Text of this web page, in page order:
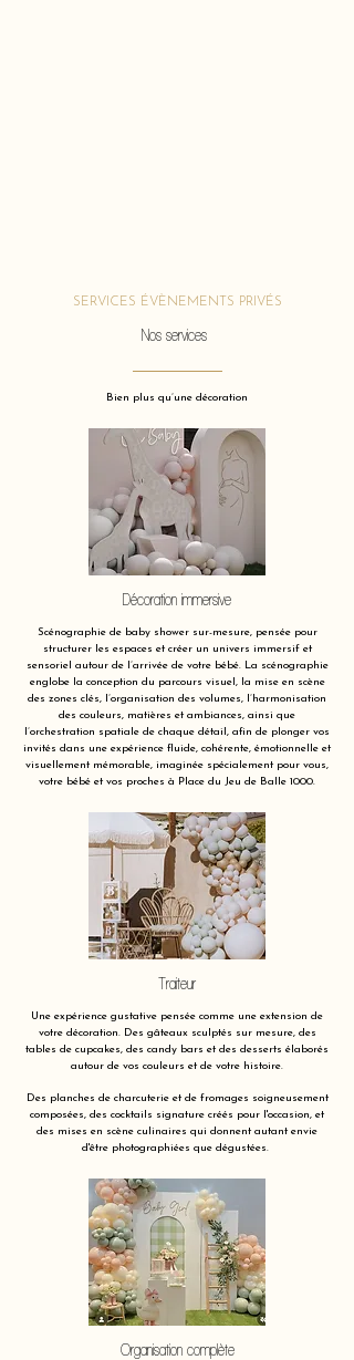
SERVICES ÉVÈNEMENTS PRIVÉS
Nos services
Bien plus qu’une décoration
Décoration immersive
Scénographie de baby shower sur-mesure, pensée pour
structurer les espaces et créer un univers immersif et
sensoriel autour de l’arrivée de votre bébé. La scénographie
englobe la conception du parcours visuel, la mise en scène
des zones clés, l’organisation des volumes, l’harmonisation
des couleurs, matières et ambiances, ainsi que
l’orchestration spatiale de chaque détail, afin de plonger vos
invités dans une expérience fluide, cohérente, émotionnelle et
visuellement mémorable, imaginée spécialement pour vous,
votre bébé et vos proches à Place du Jeu de Balle 1000.
Traiteur
Une expérience gustative pensée comme une extension de
votre décoration. Des gâteaux sculptés sur mesure, des
tables de cupcakes, des candy bars et des desserts élaborés
autour de vos couleurs et de votre histoire.
Des planches de charcuterie et de fromages soigneusement
composées, des cocktails signature créés pour l'occasion, et
des mises en scène culinaires qui donnent autant envie
d'être photographiées que dégustées.
Organisation complète